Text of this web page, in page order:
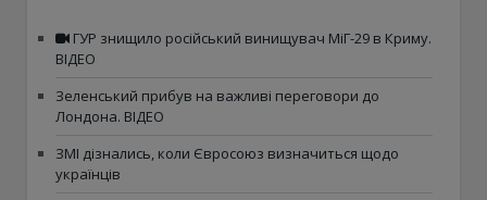
ГУР знищило російський винищувач МіГ-29 в Криму.
ВІДЕО
Зеленський прибув на важливі переговори до
Лондона. ВІДЕО
ЗМІ дізнались, коли Євросоюз визначиться щодо
українців